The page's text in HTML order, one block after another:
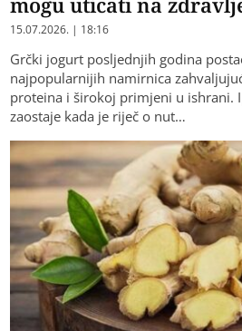
15.07.2026. | 18:16
Grčki jogurt posljednjih godina
najpopularnijih namirnica
proteina i širokoj primjeni u ishrani.
zaostaje kada je riječ o nut…